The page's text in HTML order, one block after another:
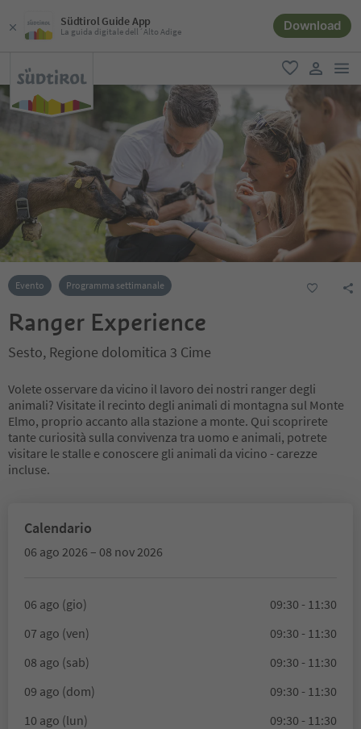
Südtirol Guide App
La guida digitale dell´Alto Adige Download
favoriti
user link
Evento Programma settimanale
Ranger Experience
Sesto, Regione dolomitica 3 Cime
Volete osservare da vicino il lavoro dei nostri ranger degli
animali? Visitate il recinto degli animali di montagna sul Monte
Elmo, proprio accanto alla stazione a monte. Qui scoprirete
tante curiosità sulla convivenza tra uomo e animali, potrete
visitare le stalle e conoscere gli animali da vicino - carezze
incluse.
Calendario
06 ago 2026 – 08 nov 2026
06 ago (gio)
09:30 - 11:30
07 ago (ven)
09:30 - 11:30
08 ago (sab)
09:30 - 11:30
09 ago (dom)
09:30 - 11:30
10 ago (lun)
09:30 - 11:30